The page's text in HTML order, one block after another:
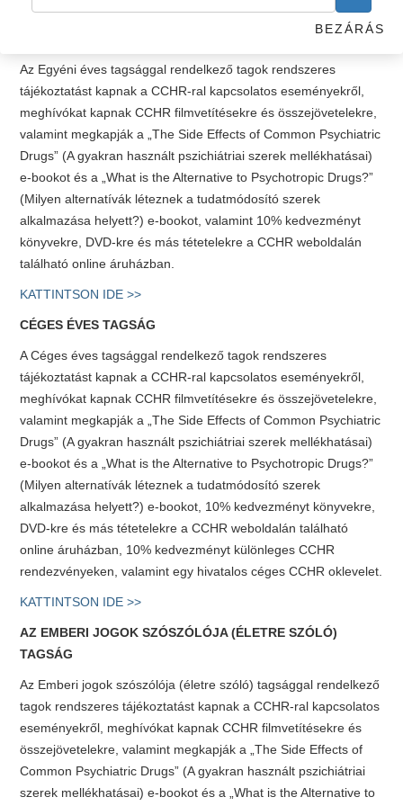
KATTINTSON IDE >>
Az Egyéni éves tagsággal rendelkező tagok rendszeres
tájékoztatást kapnak a CCHR-ral kapcsolatos eseményekről,
meghívókat kapnak CCHR filmvetítésekre és összejövetelekre,
valamint megkapják a „The Side Effects of Common Psychiatric
Drugs” (A gyakran használt pszichiátriai szerek mellékhatásai)
e-bookot és a „What is the Alternative to Psychotropic Drugs?”
(Milyen alternatívák léteznek a tudatmódosító szerek
alkalmazása helyett?) e-bookot, valamint 10% kedvezményt
könyvekre, DVD-kre és más tétetelekre a CCHR weboldalán
található online áruházban.
KATTINTSON IDE >>
CÉGES ÉVES TAGSÁG
A Céges éves tagsággal rendelkező tagok rendszeres
tájékoztatást kapnak a CCHR-ral kapcsolatos eseményekről,
meghívókat kapnak CCHR filmvetítésekre és összejövetelekre,
valamint megkapják a „The Side Effects of Common Psychiatric
Drugs” (A gyakran használt pszichiátriai szerek mellékhatásai)
e-bookot és a „What is the Alternative to Psychotropic Drugs?”
(Milyen alternatívák léteznek a tudatmódosító szerek
alkalmazása helyett?) e-bookot, 10% kedvezményt könyvekre,
DVD-kre és más tétetelekre a CCHR weboldalán található
online áruházban, 10% kedvezményt különleges CCHR
rendezvényeken, valamint egy hivatalos céges CCHR oklevelet.
KATTINTSON IDE >>
AZ EMBERI JOGOK SZÓSZÓLÓJA (ÉLETRE SZÓLÓ)
TAGSÁG
Az Emberi jogok szószólója (életre szóló) tagsággal rendelkező
tagok rendszeres tájékoztatást kapnak a CCHR-ral kapcsolatos
eseményekről, meghívókat kapnak CCHR filmvetítésekre és
összejövetelekre, valamint megkapják a „The Side Effects of
Common Psychiatric Drugs” (A gyakran használt pszichiátriai
szerek mellékhatásai) e-bookot és a „What is the Alternative to
BEZÁRÁS